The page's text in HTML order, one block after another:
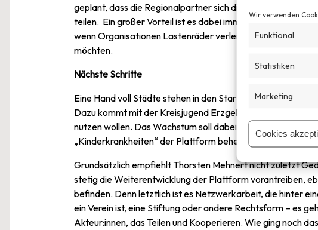
Wir verwenden
Funktional
Statistiken
Marketing
Cookies
geplant, dass die Regionalpartner sich die Betriebskosten
teilen. Ein großer Vorteil ist es dabei immer, wenn man an
wenn Organisationen Lastenräder verleihen und den
möchten.
Nächste Schritte
Eine Hand voll Städte stehen in den Startlöchern, um ein
Dazu kommt mit der Kreisjugend Erzgebirge ein
nutzen wollen. Das Wachstum soll dabei in kontrolliertem
„Kinderkrankheiten“ der Plattform beheben zu können.
Grundsätzlich empfiehlt Thorsten Mehnert nicht zuletzt
stetig die Weiterentwicklung der Plattform vorantreiben,
befinden. Denn letztlich ist es Netzwerkarbeit, die hinter
ein Verein ist, eine Stiftung oder andere Rechtsform – es
Akteur:innen, das Teilen und Kooperieren. Wie ging noch